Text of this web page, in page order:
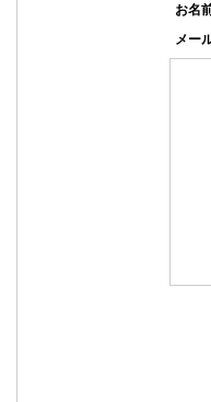
お名
メー